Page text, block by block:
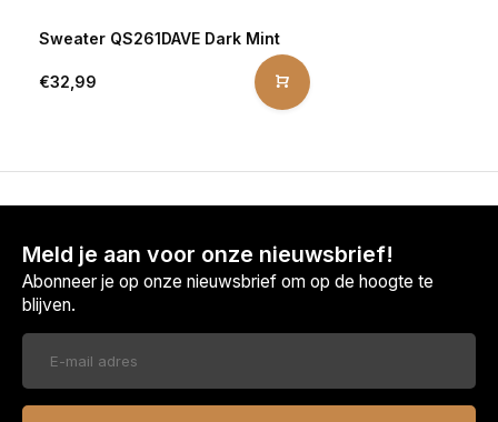
Sweater QS261DAVE Dark Mint
€32,99
Meld je aan voor onze nieuwsbrief!
Abonneer je op onze nieuwsbrief om op de hoogte te
blijven.